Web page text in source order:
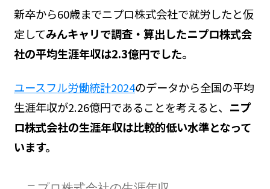
新卒から60歳までニプロ株式会社で就労したと仮
定してみんキャリで調査・算出したニプロ株式会
社の平均生涯年収は2.3億円でした。
ユースフル労働統計2024のデータから全国の平均
生涯年収が2.26億円であることを考えると、 ニプ
ロ株式会社の生涯年収は比較的低い水準となって
います。